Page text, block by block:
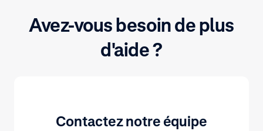
Avez-vous besoin de plus
d'aide ?
Contactez notre équipe